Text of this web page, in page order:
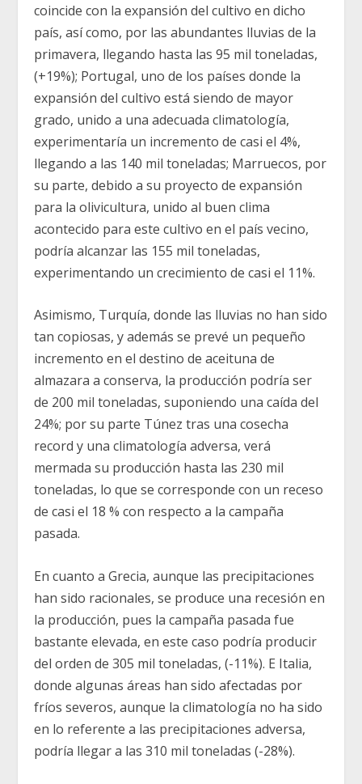
coincide con la expansión del cultivo en dicho
país, así como, por las abundantes lluvias de la
primavera, llegando hasta las 95 mil toneladas,
(+19%); Portugal, uno de los países donde la
expansión del cultivo está siendo de mayor
grado, unido a una adecuada climatología,
experimentaría un incremento de casi el 4%,
llegando a las 140 mil toneladas; Marruecos, por
su parte, debido a su proyecto de expansión
para la olivicultura, unido al buen clima
acontecido para este cultivo en el país vecino,
podría alcanzar las 155 mil toneladas,
experimentando un crecimiento de casi el 11%.
Asimismo, Turquía, donde las lluvias no han sido
tan copiosas, y además se prevé un pequeño
incremento en el destino de aceituna de
almazara a conserva, la producción podría ser
de 200 mil toneladas, suponiendo una caída del
24%; por su parte Túnez tras una cosecha
record y una climatología adversa, verá
mermada su producción hasta las 230 mil
toneladas, lo que se corresponde con un receso
de casi el 18 % con respecto a la campaña
pasada.
En cuanto a Grecia, aunque las precipitaciones
han sido racionales, se produce una recesión en
la producción, pues la campaña pasada fue
bastante elevada, en este caso podría producir
del orden de 305 mil toneladas, (-11%). E Italia,
donde algunas áreas han sido afectadas por
fríos severos, aunque la climatología no ha sido
en lo referente a las precipitaciones adversa,
podría llegar a las 310 mil toneladas (-28%).